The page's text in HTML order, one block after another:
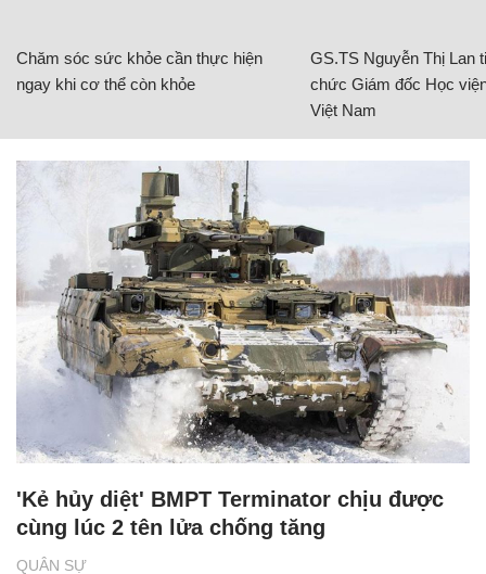
Chăm sóc sức khỏe cần thực hiện
ngay khi cơ thể còn khỏe
GS.TS Nguyễn Thị Lan
chức Giám đốc Học
Việt Nam
QUÂN SỰ
'Kẻ hủy diệt' BMPT Terminator chịu được
cùng lúc 2 tên lửa chống tăng